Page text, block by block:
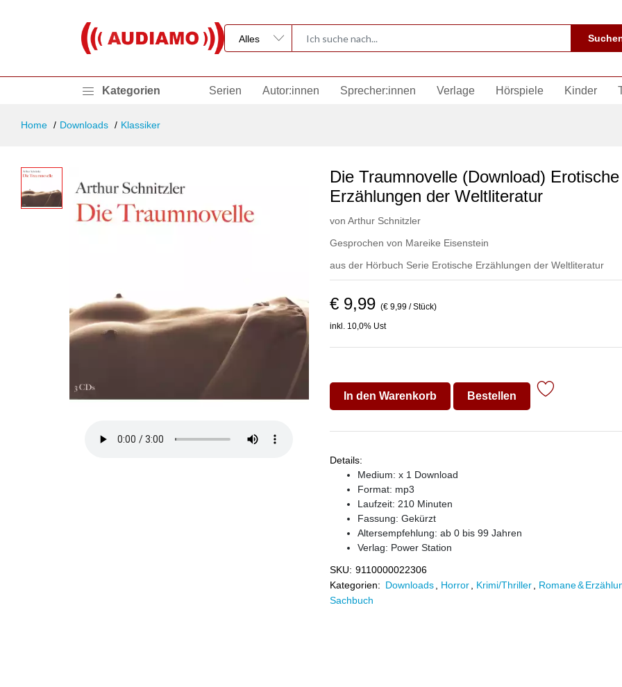
Kategorien Serien Autor:innen Sprecher:innen Verlage Hörspiele Kinder
Home Downloads Klassiker
Die Traumnovelle (Download) Erotische
Erzählungen der Weltliteratur
von Arthur Schnitzler
Gesprochen von Mareike Eisenstein
aus der Hörbuch Serie Erotische Erzählungen der Weltliteratur
€ 9,99 (€ 9,99 / Stück)
inkl. 10,0% Ust
In den Warenkorb Bestellen
Details:
Medium: x 1 Download
Format: mp3
Laufzeit: 210 Minuten
Fassung: Gekürzt
Altersempfehlung: ab 0 bis 99 Jahren
Verlag: Power Station
SKU: 9110000022306
Kategorien: Downloads Horror Krimi/Thriller Romane &
Sachbuch